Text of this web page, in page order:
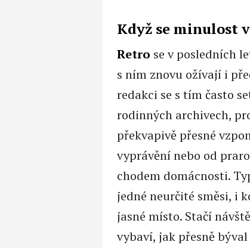
Když se minulost
Retro se v posledních
s ním znovu ožívají i
redakci se s tím často
rodinných archivech,
překvapivě přesné
vyprávění nebo od
chodem domácnosti.
jedné neurčité směsi, i
jasné místo. Stačí
vybaví, jak přesně